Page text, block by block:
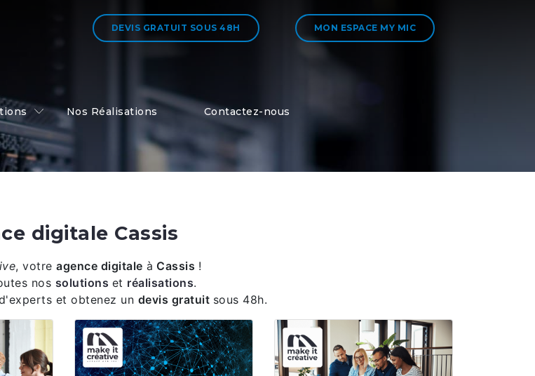
DEVIS GRATUIT SOUS 48H MON ESPACE MY MIC
Nos Réalisations Contactez-nous
digitale Cassis
, votre agence digitale à Cassis !
nos solutions et réalisations.
et obtenez un devis gratuit sous 48h.